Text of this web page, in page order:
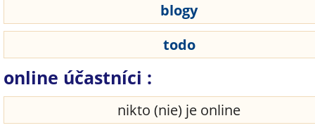
blogy
todo
online účastníci :
nikto (nie) je online